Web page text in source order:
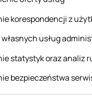
korespondencji z
usług
statystyk oraz analiz
bezpieczeństwa